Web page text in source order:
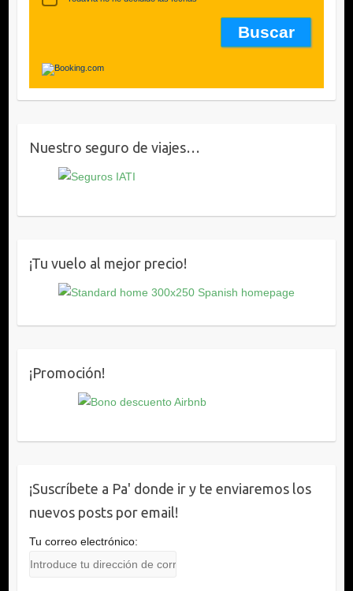
Nuestro seguro de viajes…
¡Tu vuelo al mejor precio!
¡Promoción!
¡Suscríbete a Pa' donde ir y te enviaremos los
nuevos posts por email!
Tu correo electrónico: